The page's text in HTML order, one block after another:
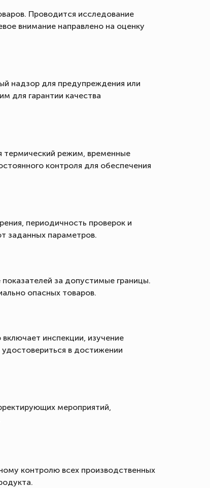
Проводится исследование
внимание направлено на оценку
надзор для предупреждения или
для гарантии качества
термический режим, временные
контроля для обеспечения
периодичность проверок и
заданных параметров.
за допустимые границы.
опасных товаров.
инспекции, изучение
в достижении
мероприятий,
контролю всех производственных